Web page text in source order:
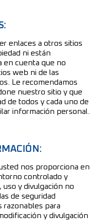
enlaces a otros sitios
ni están
en cuenta que no
web ni de las
Le recomendamos
nuestro sitio y que
de todos y cada uno de
información personal.
nos proporciona en
controlado y
y divulgación no
de seguridad
razonables para
y divulgación